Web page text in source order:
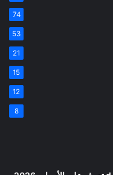
74
53
21
15
12
8